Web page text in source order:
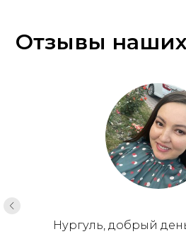
Отзывы
Нургуль, добрый